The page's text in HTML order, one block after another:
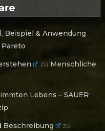
Beispiel & Anwendung
zu Menschliche
Lebens – SAUER
Beschreibung
zu